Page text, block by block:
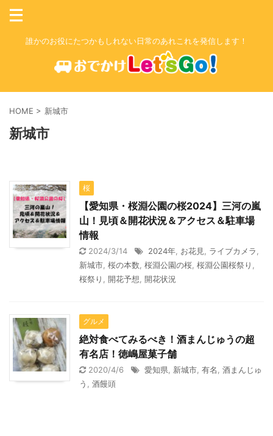
誰かのお役にたつかもしれない日常のあれこれを発信します！
HOME > 新城市
新城市
桜
【愛知県・桜淵公園の桜2024】三河の嵐
山！見頃＆開花状況＆アクセス＆駐車場
情報
2024/3/14 2024年 お花見 ライブカメラ
新城市 桜の本数 桜淵公園の桜 桜淵公園桜祭り
桜祭り
開花予想 開花状況
グルメ
絶対食べてみるべき！酒まんじゅうの超
有名店！徳嶋屋菓子舗
2020/4/6 愛知県 新城市 有名
酒まんじゅ
う
酒饅頭